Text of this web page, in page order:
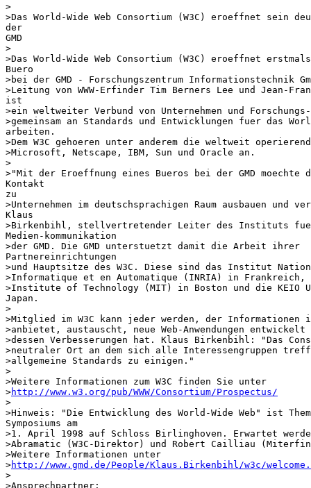
>
>Das World-Wide Web Consortium (W3C) eroeffnet sein
der
GMD
>
>Das World-Wide Web Consortium (W3C) eroeffnet
Buero
>bei der GMD - Forschungszentrum Informationstechnik
>Leitung von WWW-Erfinder Tim Berners Lee und Jean-
ist
>ein weltweiter Verbund von Unternehmen und
>gemeinsam an Standards und Entwicklungen fuer das
arbeiten.
>Dem W3C gehoeren unter anderem die weltweit
>Microsoft, Netscape, IBM, Sun und Oracle an.
>
>"Mit der Eroeffnung eines Bueros bei der GMD moechte
Kontakt
zu
>Unternehmen im deutschsprachigen Raum ausbauen und
Klaus
>Birkenbihl, stellvertretender Leiter des Instituts
Medien-kommunikation
>der GMD. Die GMD unterstuetzt damit die Arbeit ihrer
Partnereinrichtungen
>und Hauptsitze des W3C. Diese sind das Institut
>Informatique et en Automatique (INRIA) in Frankreich,
>Institute of Technology (MIT) in Boston und die KEIO
Japan.
>
>Mitglied im W3C kann jeder werden, der Informationen
>anbietet, austauscht, neue Web-Anwendungen entwickelt
>dessen Verbesserungen hat. Klaus Birkenbihl: "Das
>neutraler Ort an dem sich alle Interessengruppen
>allgemeine Standards zu einigen."
>
>Weitere Informationen zum W3C finden Sie unter
>http://www.w3.org/pub/WWW/Consortium/Prospectus/
>
>Hinweis: "Die Entwicklung des World-Wide Web" ist
Symposiums am
>1. April 1998 auf Schloss Birlinghoven. Erwartet
>Abramatic (W3C-Direktor) und Robert Cailliau
>Weitere Informationen unter
>http://www.gmd.de/People/Klaus.Birkenbihl/w3c/
>
>Ansprechpartner: